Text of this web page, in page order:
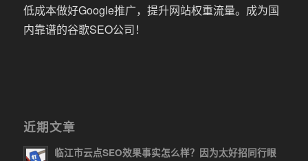
低成本做好Google推广，提升网站权重流量。成为国
内靠谱的谷歌SEO公司！
近期文章
临江市云点SEO效果事实怎么样？因为太好招同行眼